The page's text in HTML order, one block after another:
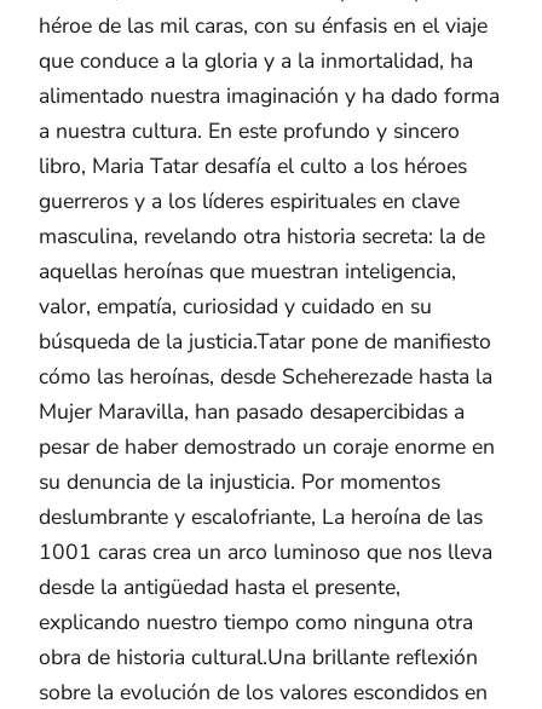
héroe de las mil caras, con su énfasis en el viaje
que conduce a la gloria y a la inmortalidad, ha
alimentado nuestra imaginación y ha dado forma
a nuestra cultura. En este profundo y sincero
libro, Maria Tatar desafía el culto a los héroes
guerreros y a los líderes espirituales en clave
masculina, revelando otra historia secreta: la de
aquellas heroínas que muestran inteligencia,
valor, empatía, curiosidad y cuidado en su
búsqueda de la justicia.Tatar pone de manifiesto
cómo las heroínas, desde Scheherezade hasta la
Mujer Maravilla, han pasado desapercibidas a
pesar de haber demostrado un coraje enorme en
su denuncia de la injusticia. Por momentos
deslumbrante y escalofriante, La heroína de las
1001 caras crea un arco luminoso que nos lleva
desde la antigüedad hasta el presente,
explicando nuestro tiempo como ninguna otra
obra de historia cultural.Una brillante reflexión
sobre la evolución de los valores escondidos en